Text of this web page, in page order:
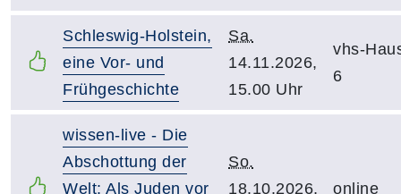
Schleswig-Holstein,
eine Vor- und
Frühgeschichte
Sa.
14.11.2026,
15.00 Uhr
vhs-
6
wissen-live - Die
Abschottung der
Welt: Als Juden vor
So.
18.10.2026,
online